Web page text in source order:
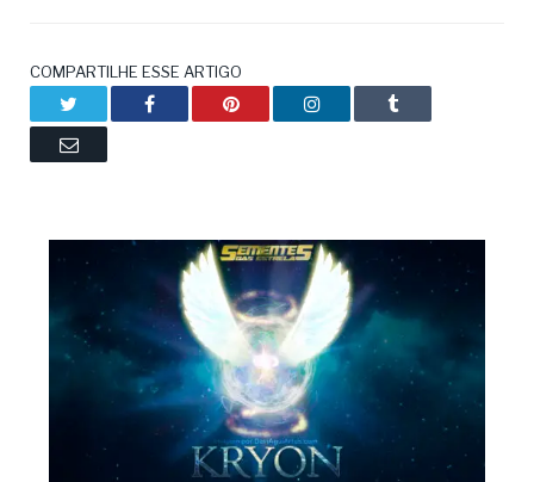
COMPARTILHE ESSE ARTIGO
Facebook Pinterest LinkedIn Tumblr
Email